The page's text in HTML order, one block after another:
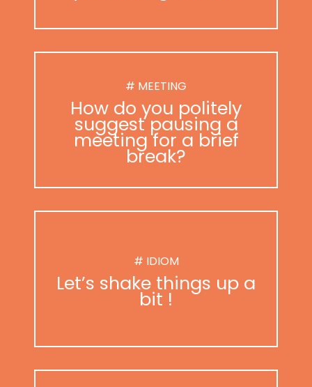
# MEETING
How do you politely
suggest pausing a
meeting for a brief
break?
# IDIOM
Let’s shake things up a
bit !